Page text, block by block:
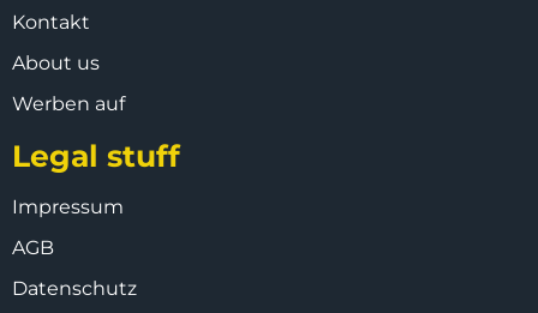
Kontakt
About us
Werben auf
Legal stuff
Impressum
AGB
Datenschutz